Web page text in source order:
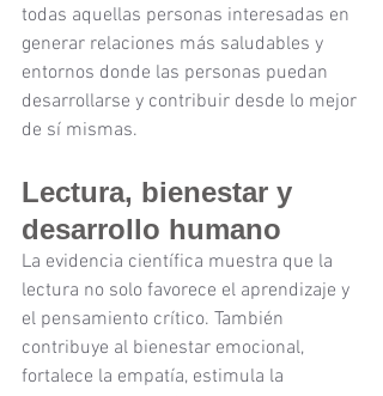
todas aquellas personas interesadas en
generar relaciones más saludables y
entornos donde las personas puedan
desarrollarse y contribuir desde lo mejor
de sí mismas.
Lectura, bienestar y
desarrollo humano
La evidencia científica muestra que la
lectura no solo favorece el aprendizaje y
el pensamiento crítico. También
contribuye al bienestar emocional,
fortalece la empatía, estimula la